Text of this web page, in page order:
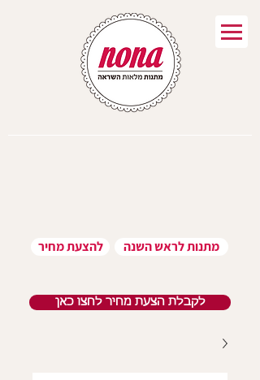
להצעת מחיר מתנות לראש השנה
לקבלת הצעת מחיר לחצו כאן